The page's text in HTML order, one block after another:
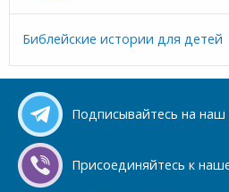
Библейские истории для детей
Подписывайтесь на наш
Присоединяйтесь к